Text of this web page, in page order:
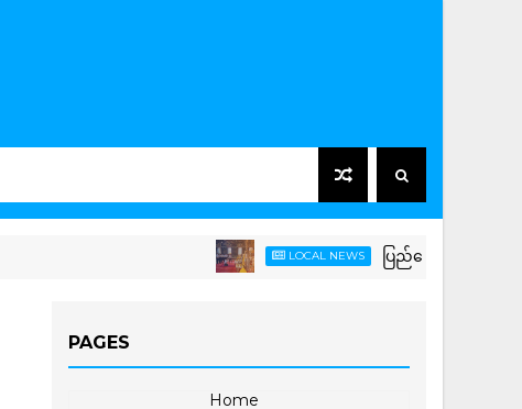
LOCAL NEWS ပြည်ထောင်စုသမ္မတမြန်မာ
PAGES
Home